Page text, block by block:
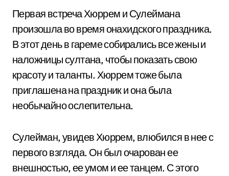
Первая встреча Хюррем и Сулеймана
произошла во время онахидского праздника.
В этот день в гареме собирались все жены и
наложницы султана, чтобы показать свою
красоту и таланты. Хюррем тоже была
приглашена на праздник и она была
необычайно ослепительна.
Сулейман, увидев Хюррем, влюбился в нее с
первого взгляда. Он был очарован ее
внешностью, ее умом и ее танцем. С этого